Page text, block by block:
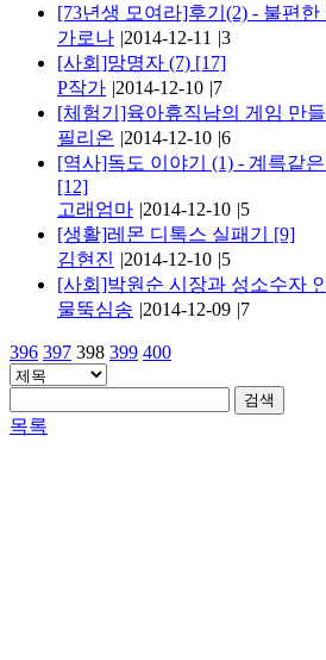
[73년생 모여라]후기(2) - 불편한
가로나 |2014-12-11 |3
[사회]망명자 (7) [17]
P작가 |2014-12-10 |7
[체험기]육아휴직남의 게임 만
필리온 |2014-12-10 |6
[역사]독도 이야기 (1) - 계륵같
[12]
고래엄마 |2014-12-10 |5
[생활]레몬 디톡스 실패기 [9]
김현진 |2014-12-10 |5
[사회]박원순 시장과 성소수자
물뚝심송 |2014-12-09 |7
396 397 398 399 400
검색
목록